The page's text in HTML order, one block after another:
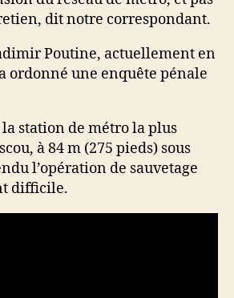
dit notre correspondant.
Poutine, actuellement en
ordonné une enquête pénale
station de métro la plus
à 84 m (275 pieds) sous
l’opération de sauvetage
difficile.